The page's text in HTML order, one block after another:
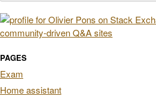
PAGES
Exam
Home assistant